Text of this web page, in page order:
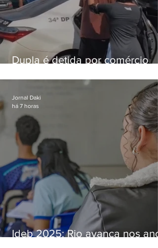
Dupla é detida por comércio
Bangu
Ideb 2025: Rio avança nos
Jornal Daki
há 7 horas